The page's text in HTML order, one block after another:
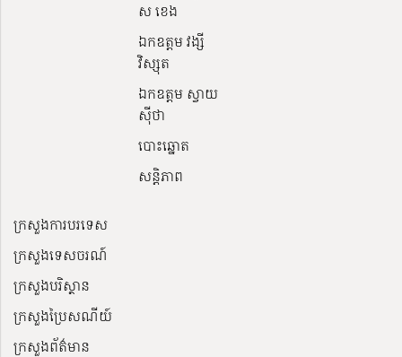
ស ខេង
ឯកឧត្តម វង្សី
វិស្សុត
ឯកឧត្តម ស្វាយ
ស៊ីថា
បោះឆ្នោត
សន្តិភាព
ក្រសួងការបរទេស
ក្រសួងទេសចរណ៍
ក្រសួងបរិស្ថាន
ក្រសួងប្រៃសណីយ៍
ក្រសួងព័ត៌មាន